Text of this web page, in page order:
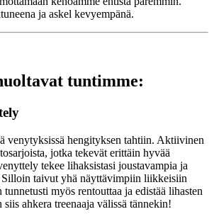
ja askel kevyempänä.
tuntimme:
venytyksissä hengityksen tahtiin. Aktiivinen
jotka tekevät erittäin hyvää
tekee lihaksistasi joustavampia ja
taivut yhä näyttävimpiin liikkeisiin
myös rentouttaa ja edistää lihasten
ahkera treenaaja välissä tännekin!